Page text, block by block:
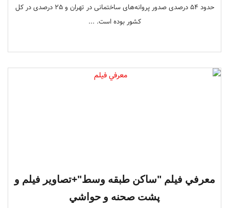
حدود ۵۴ درصدی صدور پروانه‌های ساختمانی در تهران و ۲۵ درصدی در کل
کشور بوده است. ...
معرفي فيلم "ساكن طبقه وسط"+تصاوير فيلم و
پشت صحنه و حواشي